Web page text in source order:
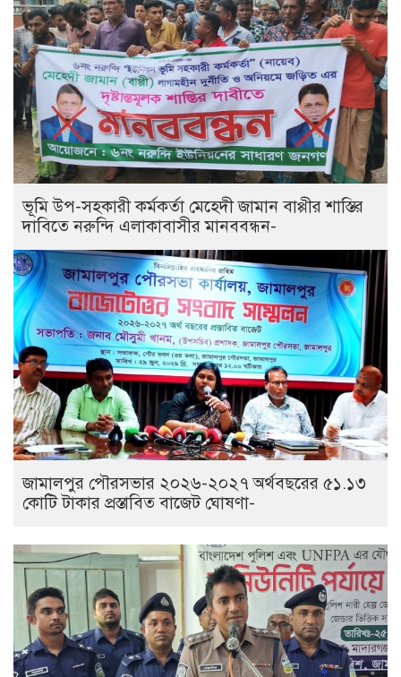
ভূমি উপ-সহকারী কর্মকর্তা মেহেদী জামান বাপ্পীর শাস্তির
দাবিতে নরুন্দি এলাকাবাসীর মানববন্ধন-
জামালপুর পৌরসভার ২০২৬-২০২৭ অর্থবছরের ৫১.১৩
কোটি টাকার প্রস্তাবিত বাজেট ঘোষণা-